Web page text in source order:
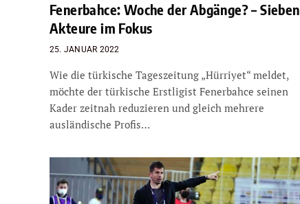
Fenerbahce: Woche der Abgänge? – Sieben
Akteure im Fokus
25. JANUAR 2022
Wie die türkische Tageszeitung „Hürriyet“ meldet,
möchte der türkische Erstligist Fenerbahce seinen
Kader zeitnah reduzieren und gleich mehrere
ausländische Profis…